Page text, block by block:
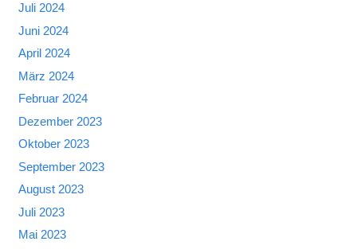
Juli 2024
Juni 2024
April 2024
März 2024
Februar 2024
Dezember 2023
Oktober 2023
September 2023
August 2023
Juli 2023
Mai 2023